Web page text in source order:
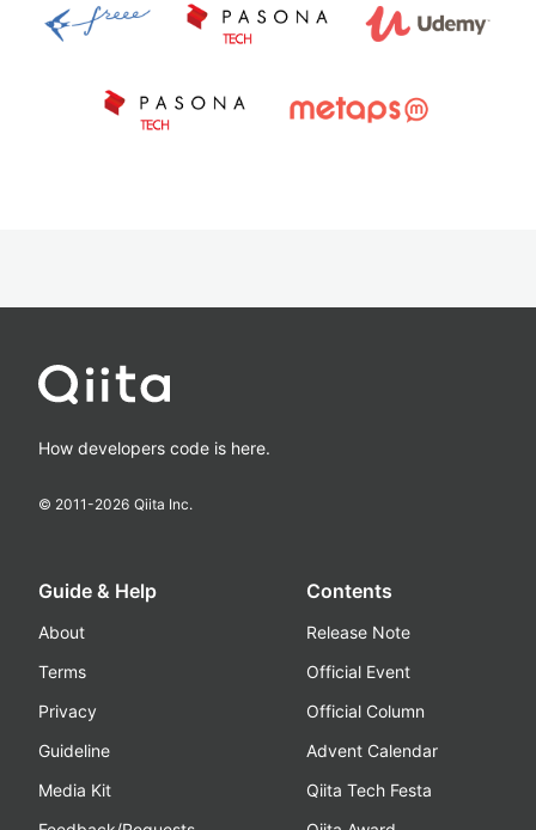
How developers code is here.
© 2011-2026 Qiita Inc.
Guide & Help
About
Terms
Privacy
Guideline
Media Kit
Contents
Release Note
Official Event
Official Column
Advent Calendar
Qiita Tech Festa